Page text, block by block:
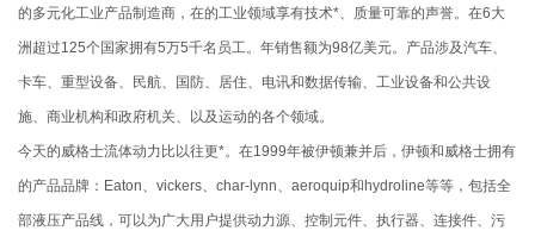
的多元化工业产品制造商，在的工业领域享有技术*、质量可靠的声誉。在6大
洲超过125个国家拥有5万5千名员工。年销售额为98亿美元。产品涉及汽车、
卡车、重型设备、民航、国防、居住、电讯和数据传输、工业设备和公共设
施、商业机构和政府机关、以及运动的各个领域。
今天的威格士流体动力比以往更*。在1999年被伊顿兼并后，伊顿和威格士拥有
的产品品牌：Eaton、vickers、char-lynn、aeroquip和hydroline等等，包括全
部液压产品线，可以为广大用户提供动力源、控制元件、执行器、连接件、污